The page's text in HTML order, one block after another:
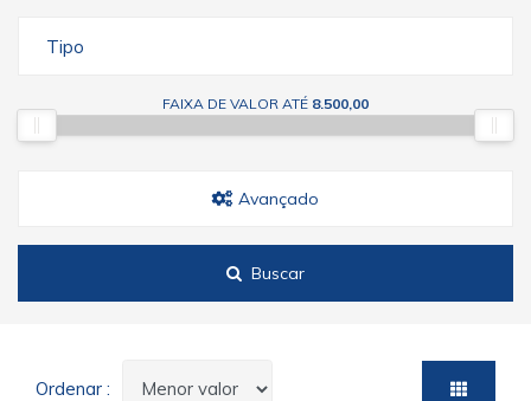
Tipo
FAIXA DE VALOR ATÉ 8.500,00
Avançado
Buscar
Ordenar :